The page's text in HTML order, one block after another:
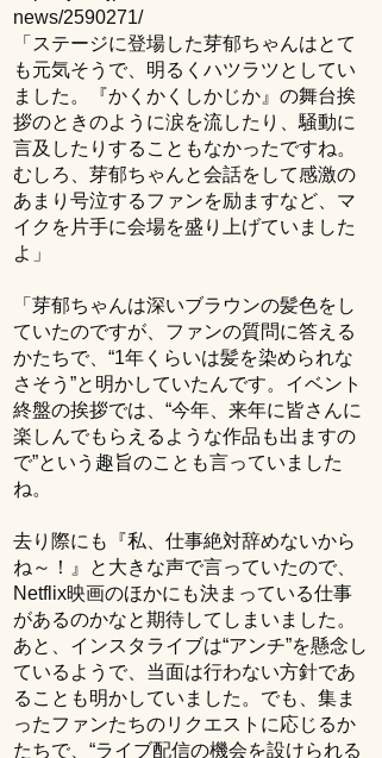
news/2590271/
「ステージに登場した芽郁ちゃんはとて
も元気そうで、明るくハツラツとしてい
ました。『かくかくしかじか』の舞台挨
拶のときのように涙を流したり、騒動に
言及したりすることもなかったですね。
むしろ、芽郁ちゃんと会話をして感激の
あまり号泣するファンを励ますなど、マ
イクを片手に会場を盛り上げていました
よ」
「芽郁ちゃんは深いブラウンの髪色をし
ていたのですが、ファンの質問に答える
かたちで、“1年くらいは髪を染められな
さそう”と明かしていたんです。イベント
終盤の挨拶では、“今年、来年に皆さんに
楽しんでもらえるような作品も出ますの
で”という趣旨のことも言っていました
ね。
去り際にも『私、仕事絶対辞めないから
ね～！』と大きな声で言っていたので、
Netflix映画のほかにも決まっている仕事
があるのかなと期待してしまいました。
あと、インスタライブは“アンチ”を懸念し
ているようで、当面は行わない方針であ
ることも明かしていました。でも、集ま
ったファンたちのリクエストに応じるか
たちで、“ライブ配信の機会を設けられる